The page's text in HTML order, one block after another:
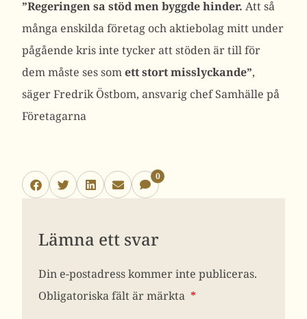
”Regeringen sa stöd men byggde hinder. Att så
många enskilda företag och aktiebolag mitt under
pågående kris inte tycker att stöden är till för
dem måste ses somett stort misslyckande”,
säger Fredrik Östbom, ansvarig chef Samhälle på
Företagarna
0
Lämna ett svar
Din e-postadress kommer inte publiceras.
Obligatoriska fält är märkta *